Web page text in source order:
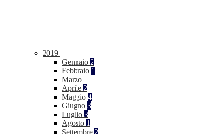
2019
Gennaio 2
Febbraio 1
Marzo
Aprile 2
Maggio 4
Giugno 3
Luglio 3
Agosto 1
Settembre 2